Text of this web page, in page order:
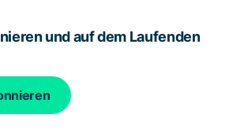
und auf dem Laufenden